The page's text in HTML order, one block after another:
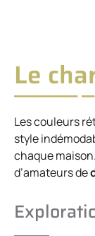
Le
Les couleurs
style
chaque
d’amateurs de